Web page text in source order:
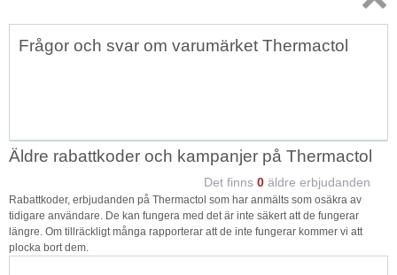
Topp
Frågor och svar om varumärket Thermactol
Äldre rabattkoder och kampanjer på Thermactol
Det finns 0 äldre erbjudanden
Rabattkoder, erbjudanden på Thermactol som har anmälts som osäkra av
tidigare användare. De kan fungera med det är inte säkert att de fungerar
längre. Om tillräckligt många rapporterar att de inte fungerar kommer vi att
plocka bort dem.